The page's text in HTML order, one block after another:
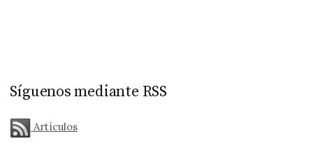
Síguenos mediante RSS
Artículos